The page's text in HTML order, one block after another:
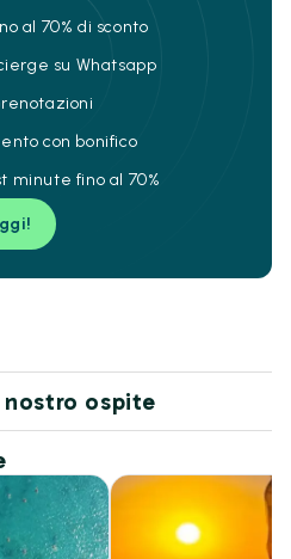
al 70% di sconto
su Whatsapp
con bonifico
minute fino al 70%
ospite